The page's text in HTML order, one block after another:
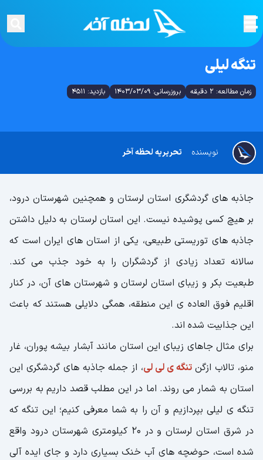
تنگه لیلی
زمان مطالعه: 2 دقیقه بروزرسانی: 1403/03/09 بازدید: 4511
تحریریه لحظه آخر نویسنده
جاذبه های گردشگری استان لرستان و همچنین شهرستان درود،
بر هیچ کسی پوشیده نیست. این استان لرستان به دلیل داشتن
جاذبه های توریستی طبیعی، یکی از استان های ایران است که
سالانه تعداد زیادی از گردشگران را به خود جذب می کند.
طبعیت بکر و زیبای استان لرستان و شهرستان های آن، در کنار
اقلیم فوق العاده ی این منطقه، همگی دلایلی هستند که باعث
این جذابیت شده اند.
برای مثال جاهای زیبای این استان مانند آبشار بیشه پوران، غار
منو، تالاب ازگنتنگه ی لی لی، از جمله جاذبه های گردشگری این
استان به شمار می روند. اما در این مطلب قصد داریم به بررسی
تنگه ی لیلی بپردازیم و آن را به شما معرفی کنیم؛ این تنگه که
در شرق استان لرستان و در 20 کیلومتری شهرستان درود واقع
شده است، حوضچه های آب خنک بسیاری دارد و جای ایده آلی